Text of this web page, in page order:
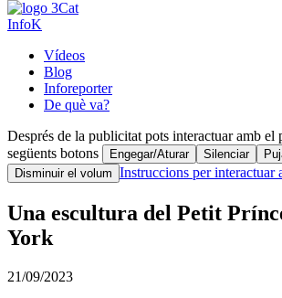
InfoK
Vídeos
Blog
Inforeporter
De què va?
Després de la publicitat pots interactuar amb el
següents botons
Engegar/Aturar Silenciar
Disminuir el volum Instruccions per interactuar
Una escultura del Petit
York
21/09/2023